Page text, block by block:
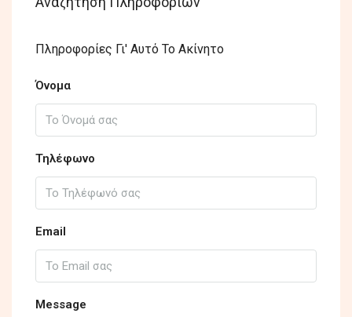
Πληροφορίες Γι' Αυτό Το Ακίνητο
Όνομα
Τηλέφωνο
Email
Message